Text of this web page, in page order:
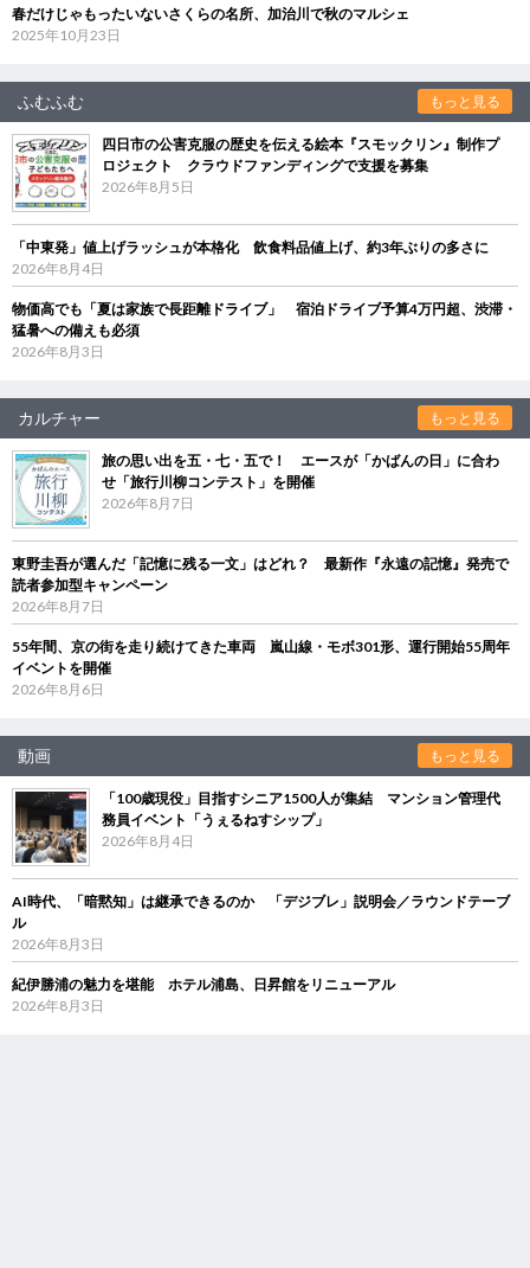
春だけじゃもったいないさくらの名所、加治川で秋のマルシェ
2025年10月23日
ふむふむ もっと見る
四日市の公害克服の歴史を伝える絵本『スモックリン』制作プ
ロジェクト クラウドファンディングで支援を募集
2026年8月5日
「中東発」値上げラッシュが本格化 飲食料品値上げ、約3年ぶりの多さに
2026年8月4日
物価高でも「夏は家族で長距離ドライブ」 宿泊ドライブ予算4万円超、渋滞・
猛暑への備えも必須
2026年8月3日
カルチャー もっと見る
旅の思い出を五・七・五で！ エースが「かばんの日」に合わ
せ「旅行川柳コンテスト」を開催
2026年8月7日
東野圭吾が選んだ「記憶に残る一文」はどれ？ 最新作『永遠の記憶』発売で
読者参加型キャンペーン
2026年8月7日
55年間、京の街を走り続けてきた車両 嵐山線・モボ301形、運行開始55周年
イベントを開催
2026年8月6日
動画 もっと見る
「100歳現役」目指すシニア1500人が集結 マンション管理代
務員イベント「うぇるねすシップ」
2026年8月4日
AI時代、「暗黙知」は継承できるのか 「デジブレ」説明会／ラウンドテーブ
ル
2026年8月3日
紀伊勝浦の魅力を堪能 ホテル浦島、日昇館をリニューアル
2026年8月3日